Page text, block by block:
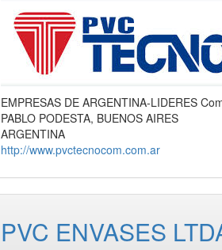
EMPRESAS DE ARGENTINA-LIDERES
PABLO PODESTA, BUENOS AIRES
ARGENTINA
http://www.pvctecnocom.com.ar
PVC ENVASES